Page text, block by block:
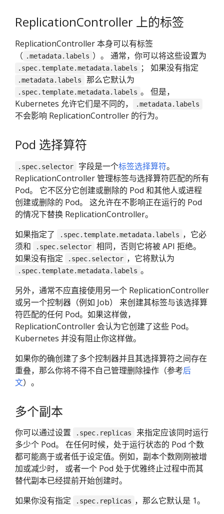
ReplicationController 上的标签
ReplicationController 本身可以有标签
（ .metadata.labels ）。 通常，你可以将这些设置为
.spec.template.metadata.labels ； 如果没有指定
.metadata.labels 那么它默认为
.spec.template.metadata.labels 。 但是，
Kubernetes 允许它们是不同的，
.metadata.labels
不会影响 ReplicationController 的行为。
Pod 选择算符
.spec.selector 字段是一个标签选择算符。
ReplicationController 管理标签与选择算符匹配的所有
Pod。 它不区分它创建或删除的 Pod 和其他人或进程
创建或删除的 Pod。 这允许在不影响正在运行的 Pod
的情况下替换 ReplicationController。
如果指定了
.spec.template.metadata.labels ，它必
须和
.spec.selector
相同，否则它将被 API 拒绝。
如果没有指定
.spec.selector ，它将默认为
.spec.template.metadata.labels 。
另外，通常不应直接使用另一个 ReplicationController
或另一个控制器（例如 Job） 来创建其标签与该选择算
符匹配的任何 Pod。如果这样做，
ReplicationController 会认为它创建了这些 Pod。
Kubernetes 并没有阻止你这样做。
如果你的确创建了多个控制器并且其选择算符之间存在
重叠，那么你将不得不自己管理删除操作（参考后
文）。
多个副本
你可以通过设置 .spec.replicas
来指定应该同时运行
多少个 Pod。 在任何时候，处于运行状态的 Pod 个数
都可能高于或者低于设定值。例如，副本个数刚刚被增
加或减少时， 或者一个 Pod 处于优雅终止过程中而其
替代副本已经提前开始创建时。
如果你没有指定
.spec.replicas ，那么它默认是 1。